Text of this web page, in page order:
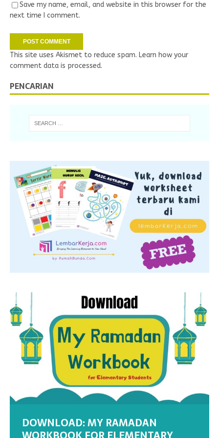
Save my name, email, and website in this browser for the
next time I comment.
This site uses Akismet to reduce spam. Learn how your
comment data is processed.
PENCARIAN
DOWNLOAD: MY RAMADAN